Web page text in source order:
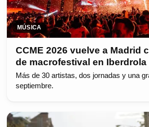
MÚSICA
CCME 2026 vuelve a Madrid
de macrofestival en Iberdrola
Más de 30 artistas, dos jornadas y una
septiembre.